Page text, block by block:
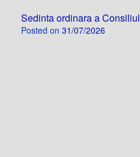
Sedinta ordinara a
Posted on 31/07/2026